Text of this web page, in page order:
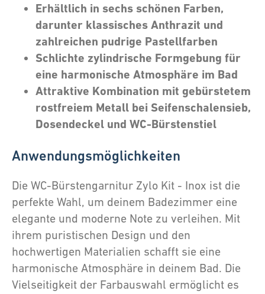
Erhältlich in sechs schönen Farben,
darunter klassisches Anthrazit und
zahlreichen pudrige Pastellfarben
Schlichte zylindrische Formgebung für
eine harmonische Atmosphäre im Bad
Attraktive Kombination mit gebürstetem
rostfreiem Metall bei Seifenschalensieb,
Dosendeckel und WC-Bürstenstiel
Anwendungsmöglichkeiten
Die WC-Bürstengarnitur Zylo Kit - Inox ist die
perfekte Wahl, um deinem Badezimmer eine
elegante und moderne Note zu verleihen. Mit
ihrem puristischen Design und den
hochwertigen Materialien schafft sie eine
harmonische Atmosphäre in deinem Bad. Die
Vielseitigkeit der Farbauswahl ermöglicht es